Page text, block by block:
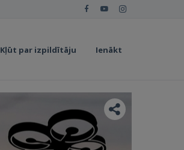
Kļūt par izpildītāju Ienākt